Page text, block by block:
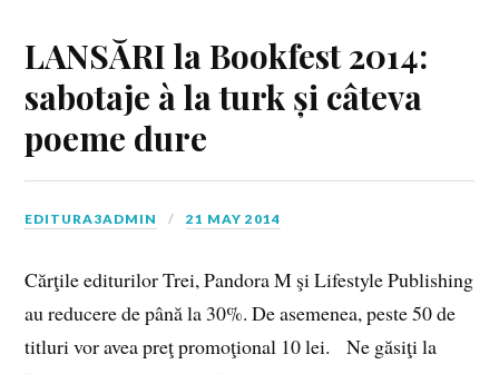
LANSĂRI la Bookfest 2014:
sabotaje à la turk și câteva
poeme dure
EDITURA3ADMIN 21 MAY 2014
Cărţile editurilor Trei, Pandora M şi Lifestyle Publishing
au reducere de până la 30%. De asemenea, peste 50 de
titluri vor avea preţ promoţional 10 lei. Ne găsiţi la